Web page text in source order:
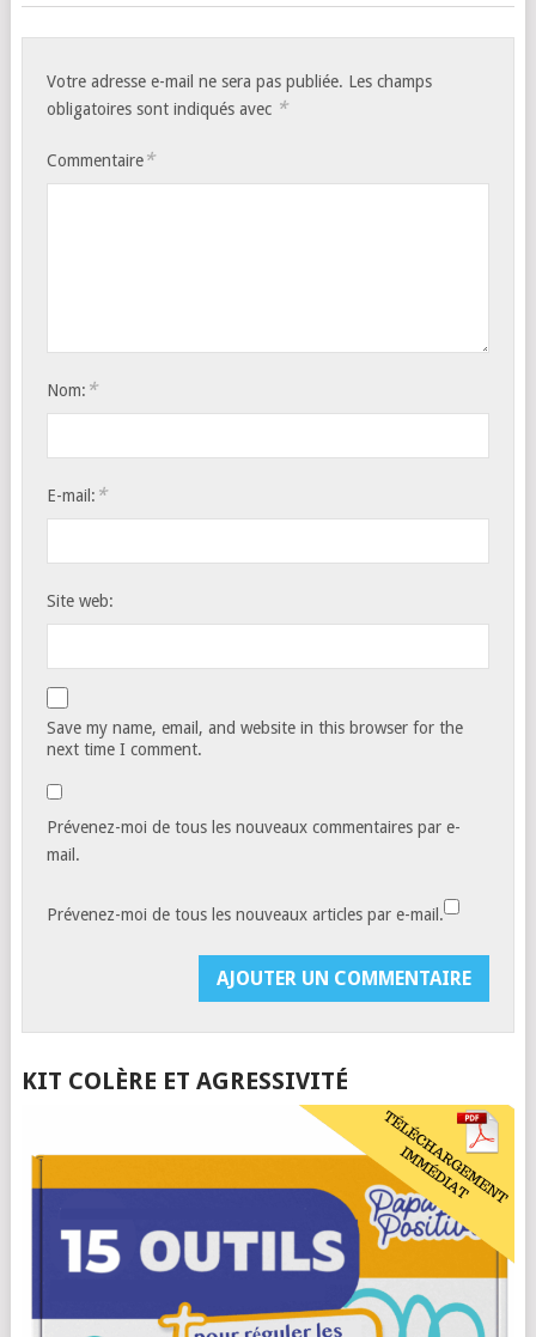
Votre adresse e-mail ne sera pas publiée. Les champs
obligatoires sont indiqués avec *
Commentaire*
Nom: *
E-mail: *
Site web:
Save my name, email, and website in this browser for the
next time I comment.
Prévenez-moi de tous les nouveaux commentaires par e-
mail.
Prévenez-moi de tous les nouveaux articles par e-mail.
KIT COLÈRE ET AGRESSIVITÉ